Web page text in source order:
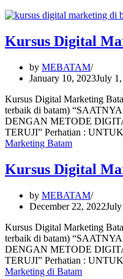
Kursus Digital
by MEBATAM
January 10, 2023July
Kursus Digital Marketing
terbaik di batam)
DENGAN METODE
TERUJI” Perhatian :
Marketing Batam
Kursus Digital
by MEBATAM
December 22, 2022
Kursus Digital Marketing
terbaik di batam)
DENGAN METODE
TERUJI” Perhatian :
Marketing di Batam